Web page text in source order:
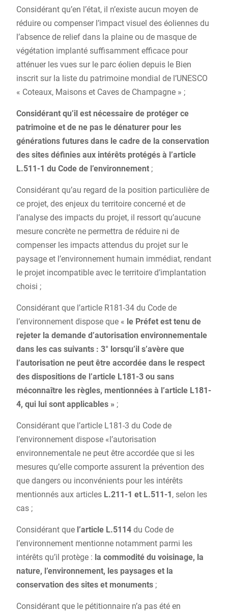
Considérant qu’en l’état, il n’existe aucun moyen de
réduire ou compenser l’impact visuel des éoliennes du
l’absence de relief dans la plaine ou de masque de
végétation implanté suffisamment efficace pour
atténuer les vues sur le parc éolien depuis le Bien
inscrit sur la liste du patrimoine mondial de l’UNESCO
« Coteaux, Maisons et Caves de Champagne » ;
Considérant qu’il est nécessaire de protéger ce
patrimoine et de ne pas le dénaturer pour les
générations futures dans le cadre de la conservation
des sites définies aux intérêts protégés à l’article
L.511-1 du Code de l’environnement;
Considérant qu’au regard de la position particulière de
ce projet, des enjeux du territoire concerné et de
l’analyse des impacts du projet, il ressort qu’aucune
mesure concrète ne permettra de réduire ni de
compenser les impacts attendus du projet sur le
paysage et l’environnement humain immédiat, rendant
le projet incompatible avec le territoire d’implantation
choisi ;
Considérant que l’article R181-34 du Code de
l’environnement dispose que « le Préfet est tenu de
rejeter la demande d’autorisation environnementale
dans les cas suivants : 3° lorsqu’il s’avère que
l’autorisation ne peut être accordée dans le respect
des dispositions de l’article L181-3 ou sans
méconnaître les règles, mentionnées à l’article L181-
4, qui lui sont applicables » ;
Considérant que l’article L181-3 du Code de
l’environnement dispose «l’autorisation
environnementale ne peut être accordée que si les
mesures qu’elle comporte assurent la prévention des
que dangers ou inconvénients pour les intérêts
mentionnés aux articles L.211-1 et L.511-1 , selon les
cas ;
Considérant que l’article L.5114 du Code de
l’environnement mentionne notamment parmi les
intérêts qu’il protège : la commodité du voisinage, la
nature, l’environnement, les paysages et la
conservation des sites et monuments ;
Considérant que le pétitionnaire n’a pas été en